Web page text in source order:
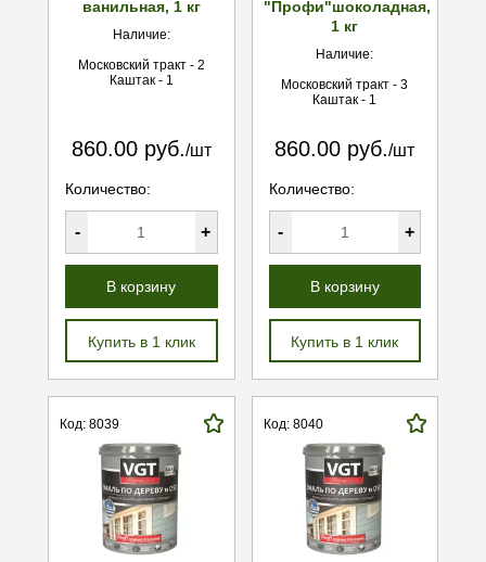
ванильная, 1 кг
Наличие:
Московский тракт - 2
Каштак - 1
860.00 руб./шт
Количество:
- +
В корзину
Купить в 1 клик
"Профи"шоколадная,
1 кг
Наличие:
Московский тракт - 3
Каштак - 1
860.00 руб./шт
Количество:
- +
В корзину
Купить в 1 клик
Код: 8039 Код: 8040